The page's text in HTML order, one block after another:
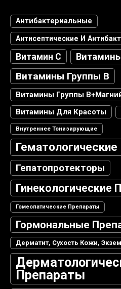
Антибактериальные
Антисептические И
Витамин С
Витамины Группы В
Витамины Группы
Витамины Для Красоты
Внутреннее Тонизирующие
Гепатопротекторы
Гинекологические
Гомеопатические Препараты
Гормональные
Дерматит, Сухость Кожи,
Препараты